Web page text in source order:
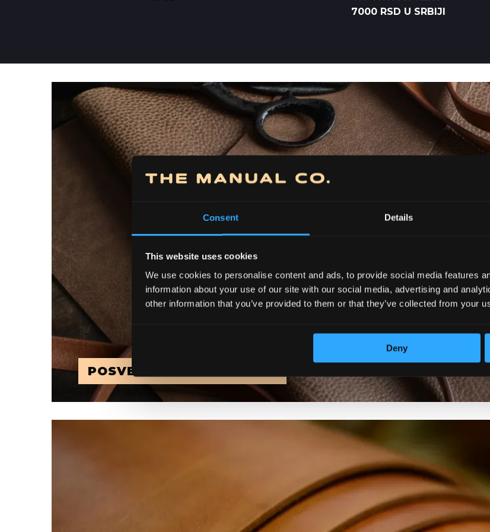
Consent Details
This website uses cookies
We use cookies to personalise content and ads, to provide social media features
information about your use of our site with our social media, advertising and
other information that you’ve provided to them or that they’ve collected from your
Deny
7000 RSD U SRBIJI
POSVEĆENOST DETALJIMA